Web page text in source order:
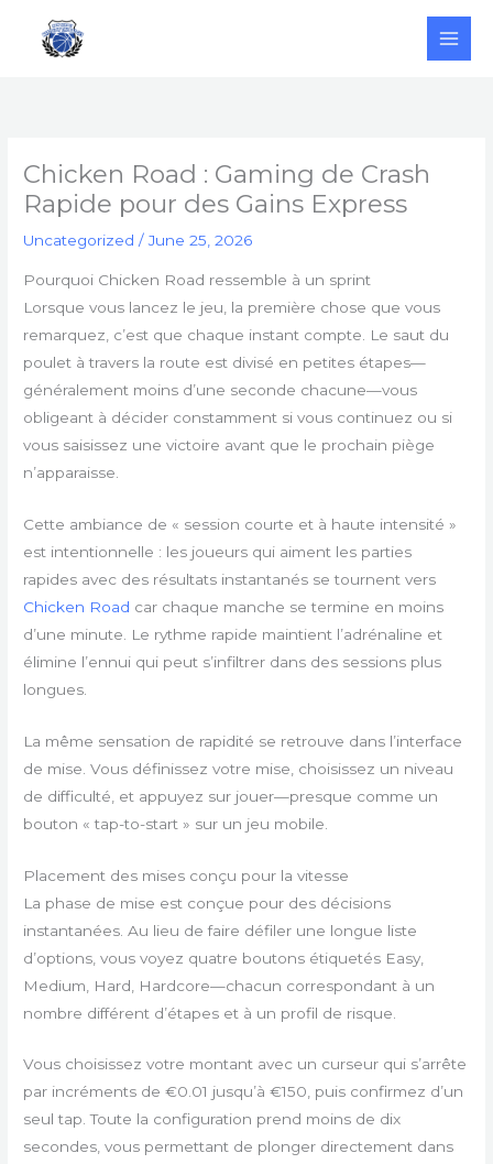
Chicken Road : Gaming de Crash
Rapide pour des Gains Express
Uncategorized /June 25, 2026
Pourquoi Chicken Road ressemble à un sprint
Lorsque vous lancez le jeu, la première chose que vous
remarquez, c’est que chaque instant compte. Le saut du
poulet à travers la route est divisé en petites étapes—
généralement moins d’une seconde chacune—vous
obligeant à décider constamment si vous continuez ou si
vous saisissez une victoire avant que le prochain piège
n’apparaisse.
Cette ambiance de « session courte et à haute intensité »
est intentionnelle : les joueurs qui aiment les parties
rapides avec des résultats instantanés se tournent vers
Chicken Road car chaque manche se termine en moins
d’une minute. Le rythme rapide maintient l’adrénaline et
élimine l’ennui qui peut s’infiltrer dans des sessions plus
longues.
La même sensation de rapidité se retrouve dans l’interface
de mise. Vous définissez votre mise, choisissez un niveau
de difficulté, et appuyez sur jouer—presque comme un
bouton « tap-to-start » sur un jeu mobile.
Placement des mises conçu pour la vitesse
La phase de mise est conçue pour des décisions
instantanées. Au lieu de faire défiler une longue liste
d’options, vous voyez quatre boutons étiquetés Easy,
Medium, Hard, Hardcore—chacun correspondant à un
nombre différent d’étapes et à un profil de risque.
Vous choisissez votre montant avec un curseur qui s’arrête
par incréments de €0.01 jusqu’à €150, puis confirmez d’un
seul tap. Toute la configuration prend moins de dix
secondes, vous permettant de plonger directement dans